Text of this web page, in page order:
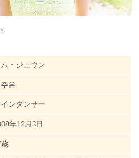
・ジュウン
은
インダンサー
年12月3日
歳